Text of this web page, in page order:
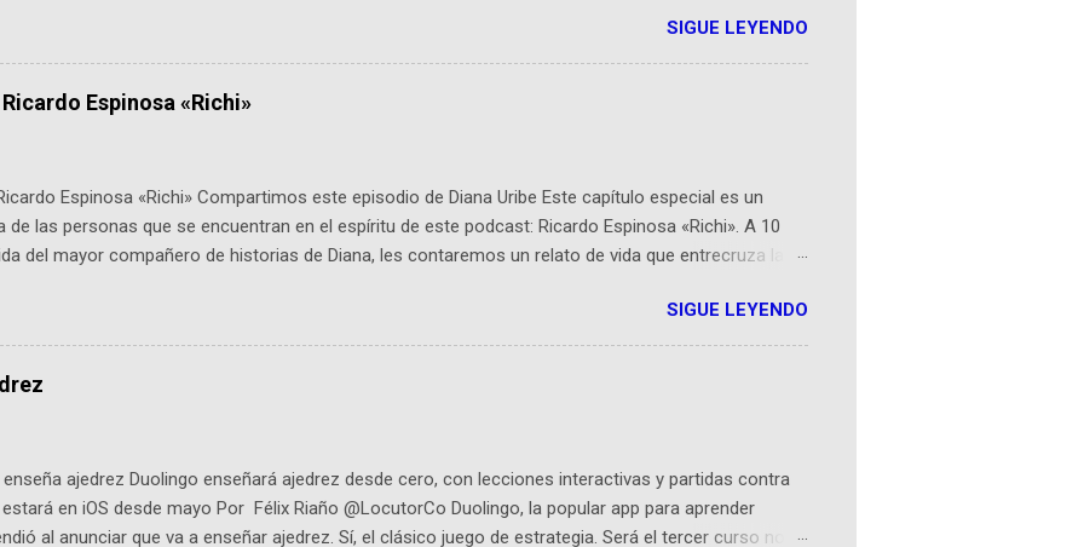
es ActInSpace y por qué importa en Bogotá ActInSpace es una competencia mundial que opera en
tienen 24 horas para idear startups basadas en tecnologías espaciales como satélites y
con un evento gratuito el 30 de enero a las 10:00 a. m. en el Planetario (calle 26B #5-93), in...
SIGUE LEYENDO
Espinosa «Richi»
Espinosa «Richi» Compartimos este episodio de Diana Uribe Este capítulo especial es un
de las personas que se encuentran en el espíritu de este podcast: Ricardo Espinosa «Richi». A 10
del mayor compañero de historias de Diana, les contaremos un relato de vida que entrecruza la
viene "la fuerza poderosa", del relato viviente que encarna una joven librera de Barichara y de
un personaje de gabán y sombrero que parecía sacado directamente de una novela de espías
-La colección Ricardo Espinosa: los cómics, las novelas y los libros reunidos por Richi hoy se
en la Biblioteca Luis Ángel Arango ¡Síguenos en nuestras Redes Sociales! Facebook:
SIGUE LEYENDO
ajedrez Duolingo enseñará ajedrez desde cero, con lecciones interactivas y partidas contra
en iOS desde mayo Por Félix Riaño @LocutorCo Duolingo, la popular app para aprender
al anunciar que va a enseñar ajedrez. Sí, el clásico juego de estrategia. Será el tercer curso no